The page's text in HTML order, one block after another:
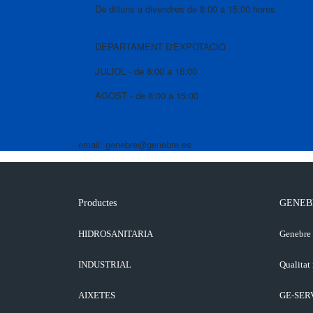
De dilluns a divendres de 8:00 a 15:00 hores
DEPARTAMENT D'EXPOTACIO
JULIOL - de 8:00 a 16:00
AGOST - de 8:00 a 15:00
email: genebre@genebre.es
Productes
HIDROSANITARIA
INDUSTRIAL
AIXETES
Qualitat
GE-